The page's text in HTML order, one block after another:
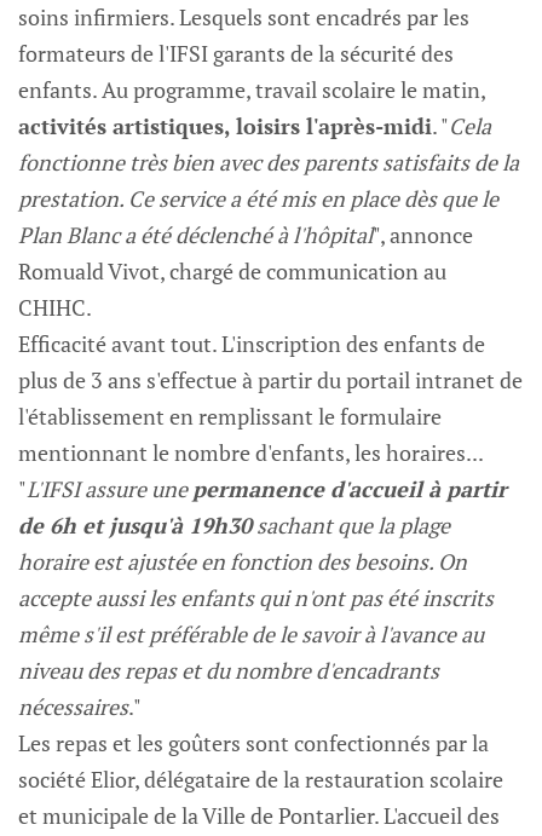
soins infirmiers. Lesquels sont encadrés par les
formateurs de l'IFSI garants de la sécurité des
enfants. Au programme, travail scolaire le matin,
activités artistiques, loisirs l'après-midi. "Cela
fonctionne très bien avec des parents satisfaits de la
prestation. Ce service a été mis en place dès que le
Plan Blanc a été déclenché à l'hôpital", annonce
Romuald Vivot, chargé de communication au
CHIHC.
Efficacité avant tout. L'inscription des enfants de
plus de 3 ans s'effectue à partir du portail intranet de
l'établissement en remplissant le formulaire
mentionnant le nombre d'enfants, les horaires...
"L'IFSI assure une permanence d'accueil à partir
de 6h et jusqu'à 19h30sachant que la plage
horaire est ajustée en fonction des besoins. On
accepte aussi les enfants qui n'ont pas été inscrits
même s'il est préférable de le savoir à l'avance au
niveau des repas et du nombre d'encadrants
nécessaires."
Les repas et les goûters sont confectionnés par la
société Elior, délégataire de la restauration scolaire
et municipale de la Ville de Pontarlier. L'accueil des